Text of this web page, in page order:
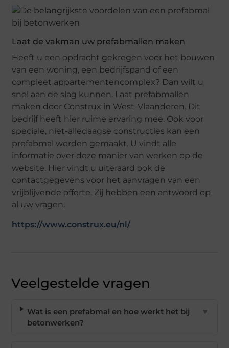
Laat de vakman uw prefabmallen maken
Heeft u een opdracht gekregen voor het bouwen
van een woning, een bedrijfspand of een
compleet appartementencomplex? Dan wilt u
snel aan de slag kunnen. Laat prefabmallen
maken door Construx in West-Vlaanderen. Dit
bedrijf heeft hier ruime ervaring mee. Ook voor
speciale, niet-alledaagse constructies kan een
prefabmal worden gemaakt. U vindt alle
informatie over deze manier van werken op de
website. Hier vindt u uiteraard ook de
contactgegevens voor het aanvragen van een
vrijblijvende offerte. Zij hebben een antwoord op
al uw vragen.
https://www.construx.eu/nl/
Veelgestelde vragen
Wat is een prefabmal en hoe werkt het bij
betonwerken?
▼